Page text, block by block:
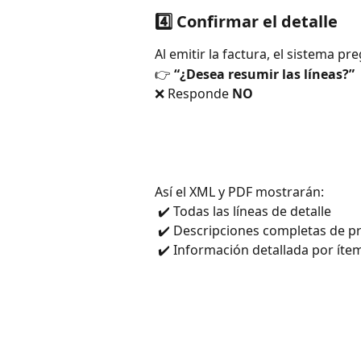
4️⃣ Confirmar el detalle
Al emitir la factura, el sistema
👉 “¿Desea resumir las líneas?”
❌ Responde NO
Así el XML y PDF mostrarán:
✔️ Todas las líneas de detalle
✔️ Descripciones completas de
✔️ Información detallada por